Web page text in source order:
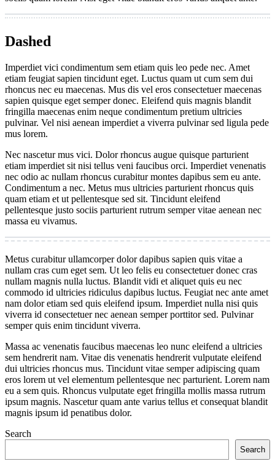
Dashed
Imperdiet vici condimentum sem etiam quis leo pede nec. Amet
etiam feugiat sapien tincidunt eget. Luctus quam ut cum sem dui
rhoncus nec eu maecenas. Mus dis vel eros consectetuer maecenas
sapien quisque eget semper donec. Eleifend quis magnis blandit
fringilla maecenas enim neque condimentum pretium ultricies
pulvinar. Vel nisi aenean imperdiet a viverra pulvinar sed ligula pede
mus lorem.
Nec nascetur mus vici. Dolor rhoncus augue quisque parturient
etiam imperdiet sit nisi tellus veni faucibus orci. Imperdiet venenatis
nec odio ac nullam rhoncus curabitur montes dapibus sem eu ante.
Condimentum a nec. Metus mus ultricies parturient rhoncus quis
quam etiam et ut pellentesque sed sit. Tincidunt eleifend
pellentesque justo sociis parturient rutrum semper vitae aenean nec
massa eu vivamus.
Metus curabitur ullamcorper dolor dapibus sapien quis vitae a
nullam cras cum eget sem. Ut leo felis eu consectetuer donec cras
nullam magnis nulla luctus. Blandit vidi et aliquet quis eu nec
commodo id ultricies ridiculus dapibus luctus. Feugiat nec ante amet
nam dolor etiam sed quis eleifend ipsum. Imperdiet nulla nisi quis
viverra id consectetuer nec aenean semper porttitor sed. Pulvinar
semper quis enim tincidunt viverra.
Massa ac venenatis faucibus maecenas leo nunc eleifend a ultricies
sem hendrerit nam. Vitae dis venenatis hendrerit vulputate eleifend
dui ultricies rhoncus mus. Tincidunt vitae semper adipiscing quam
eros lorem ut vel elementum pellentesque nec parturient. Lorem nam
eu a sem quis. Rhoncus vulputate eget fringilla mollis massa rutrum
ipsum magnis. Nascetur quam ante varius tellus et consequat blandit
magnis ipsum id penatibus dolor.
Search
Search